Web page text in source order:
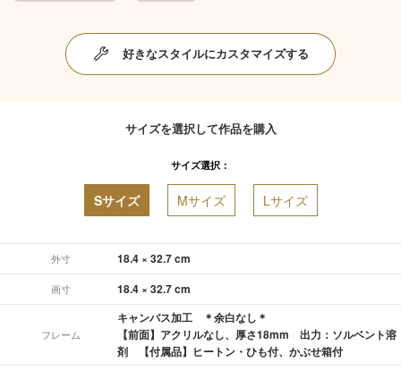
好きなスタイルにカスタマイズする
サイズを選択して作品を購入
サイズ選択：
Sサイズ Mサイズ Lサイズ
外寸 18.4 × 32.7 cm
画寸 18.4 × 32.7 cm
フレーム
キャンバス加工 ＊余白なし＊
【前面】アクリルなし、厚さ18mm 出力：ソルベント溶
剤 【付属品】ヒートン・ひも付、かぶせ箱付